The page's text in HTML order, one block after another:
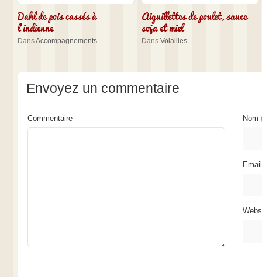
Dahl de pois cassés à
l’indienne
DansAccompagnements
Aiguillettes de poulet, sauce
soja et miel
Dans Volailles
Envoyez un commentaire
Nom
Commentaire